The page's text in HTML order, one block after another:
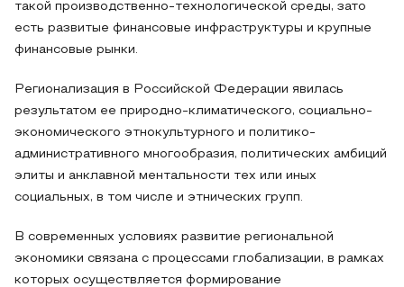
такой производственно-технологической среды, зато
есть развитые финансовые инфраструктуры и крупные
финансовые рынки.
Регионализация в Российской Федерации явилась
результатом ее природно-климатического, социально-
экономического этнокультурного и политико-
административного многообразия, политических амбиций
элиты и анклавной ментальности тех или иных
социальных, в том числе и этнических групп.
В современных условиях развитие региональной
экономики связана с процессами глобализации, в рамках
которых осуществляется формирование